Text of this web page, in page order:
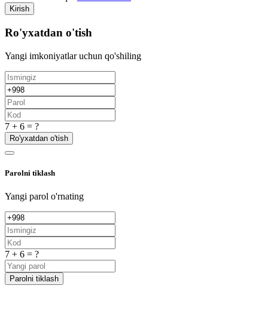
Kirish
Ro'yxatdan o'tish
Yangi imkoniyatlar uchun qo'shiling
7 + 6 = ?
Ro'yxatdan o'tish
Parolni tiklash
Yangi parol o'rnating
7 + 6 = ?
Parolni tiklash